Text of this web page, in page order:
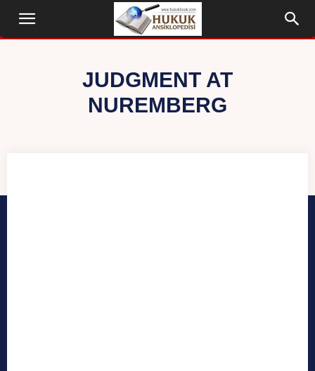
JUDGMENT AT
NUREMBERG